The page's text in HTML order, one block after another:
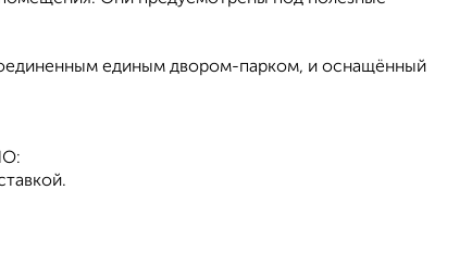
единым двором-парком, и оснащённый